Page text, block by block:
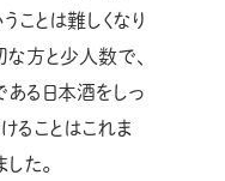
ことは難しくなり
な方と少人数で、
る日本酒をしっ
ることはこれま
た。